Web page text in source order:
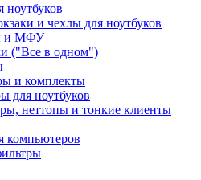
и чехлы для ноутбуков
и МФУ
("Все в одном")
и комплекты
для ноутбуков
неттопы и тонкие клиенты
компьютеров